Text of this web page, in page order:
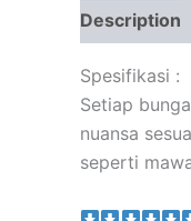
Description
Spesifikasi :
Setiap
nuansa
seperti